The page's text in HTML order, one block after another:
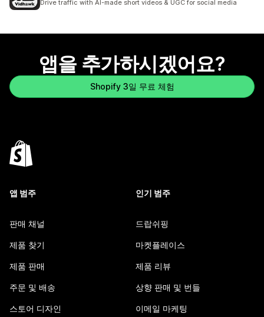
Drive traffic with AI-made short videos & UGC for social media
앱을 추가하시겠어요?
Shopify 3일 무료 체험
앱 범주
판매 채널
제품 찾기
제품 판매
주문 및 배송
스토어 디자인
인기 범주
드랍쉬핑
마켓플레이스
제품 리뷰
상향 판매 및 번들
이메일 마케팅